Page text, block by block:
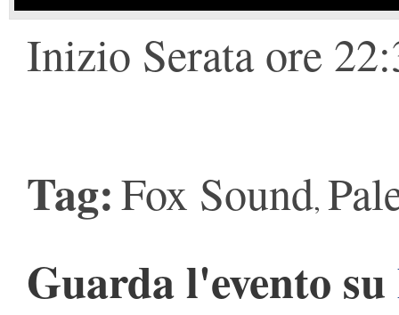
Inizio Serata ore
Tag:Fox Sound,
Guarda l'evento su